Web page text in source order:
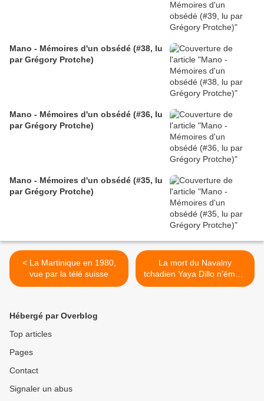
Mano - Mémoires d'un obsédé (#38, lu
par Grégory Protche)
Mano - Mémoires d'un obsédé (#36, lu
par Grégory Protche)
Mano - Mémoires d'un obsédé (#35, lu
par Grégory Protche)
< La Martinique en 1980,
vue par la télé suisse
La mort du Navalny
tchadien Yaya Dillo n'émeut
guère Paris >
Hébergé par Overblog
Top articles
Pages
Contact
Signaler un abus